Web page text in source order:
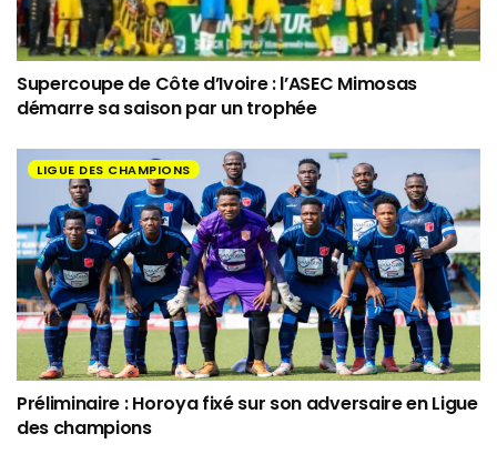
Supercoupe de Côte d’Ivoire : l’ASEC Mimosas
démarre sa saison par un trophée
LIGUE DES CHAMPIONS
Préliminaire : Horoya fixé sur son adversaire en Ligue
des champions